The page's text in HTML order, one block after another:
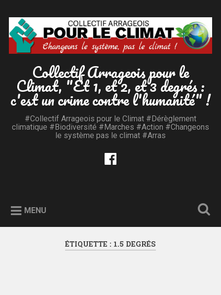
contenu
principal
Recherche
Collectif Arrageois pour le
Climat, "Et 1, et 2, et 3 degrés :
c'est un crime contre l'humanité" !
#Collectif Arrageois pour le Climat #Dérèglement
climatique #Biodiversité #Marches #Action #Changeons
le système pas le climat #Arras
MENU
ÉTIQUETTE : 1.5 DEGRÉS